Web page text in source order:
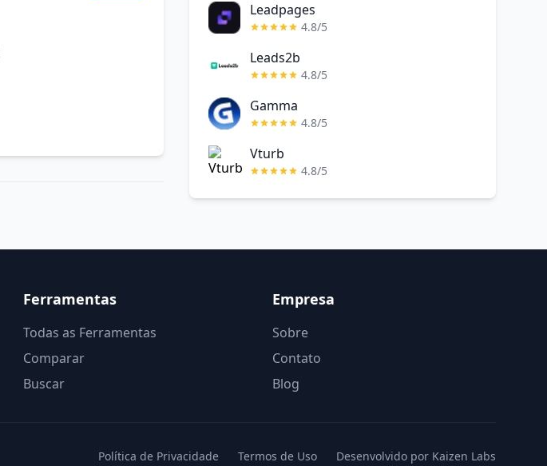
Leadpages
4.8/5
Leads2b
4.8/5
Gamma
4.8/5
Vturb
4.8/5
Ferramentas
Todas as Ferramentas
Comparar
Buscar
Empresa
Sobre
Contato
Blog
Política de Privacidade Termos de Uso Desenvolvido por Kaizen Labs